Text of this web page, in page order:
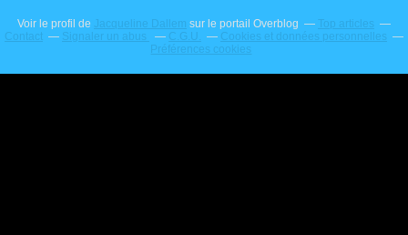
Voir le profil de Jacqueline Dallem sur le portail Overblog
Top articles
Contact
Signaler un abus C.G.U.
Cookies et données personnelles
Préférences cookies